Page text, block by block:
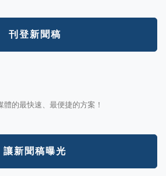
刊登新聞稿
的最快速、最便捷的方案！
讓新聞稿曝光